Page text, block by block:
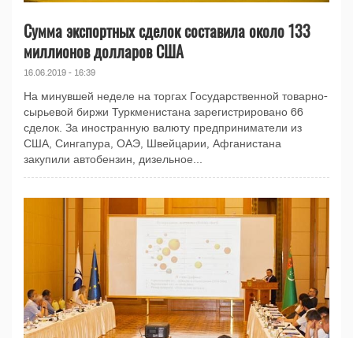
Сумма экспортных сделок составила около 133
миллионов долларов США
16.06.2019 - 16:39
На минувшей неделе на торгах Государственной товарно-
сырьевой биржи Туркменистана зарегистрировано 66
сделок. За иностранную валюту предприниматели из
США, Сингапура, ОАЭ, Швейцарии, Афганистана
закупили автобензин, дизельное...